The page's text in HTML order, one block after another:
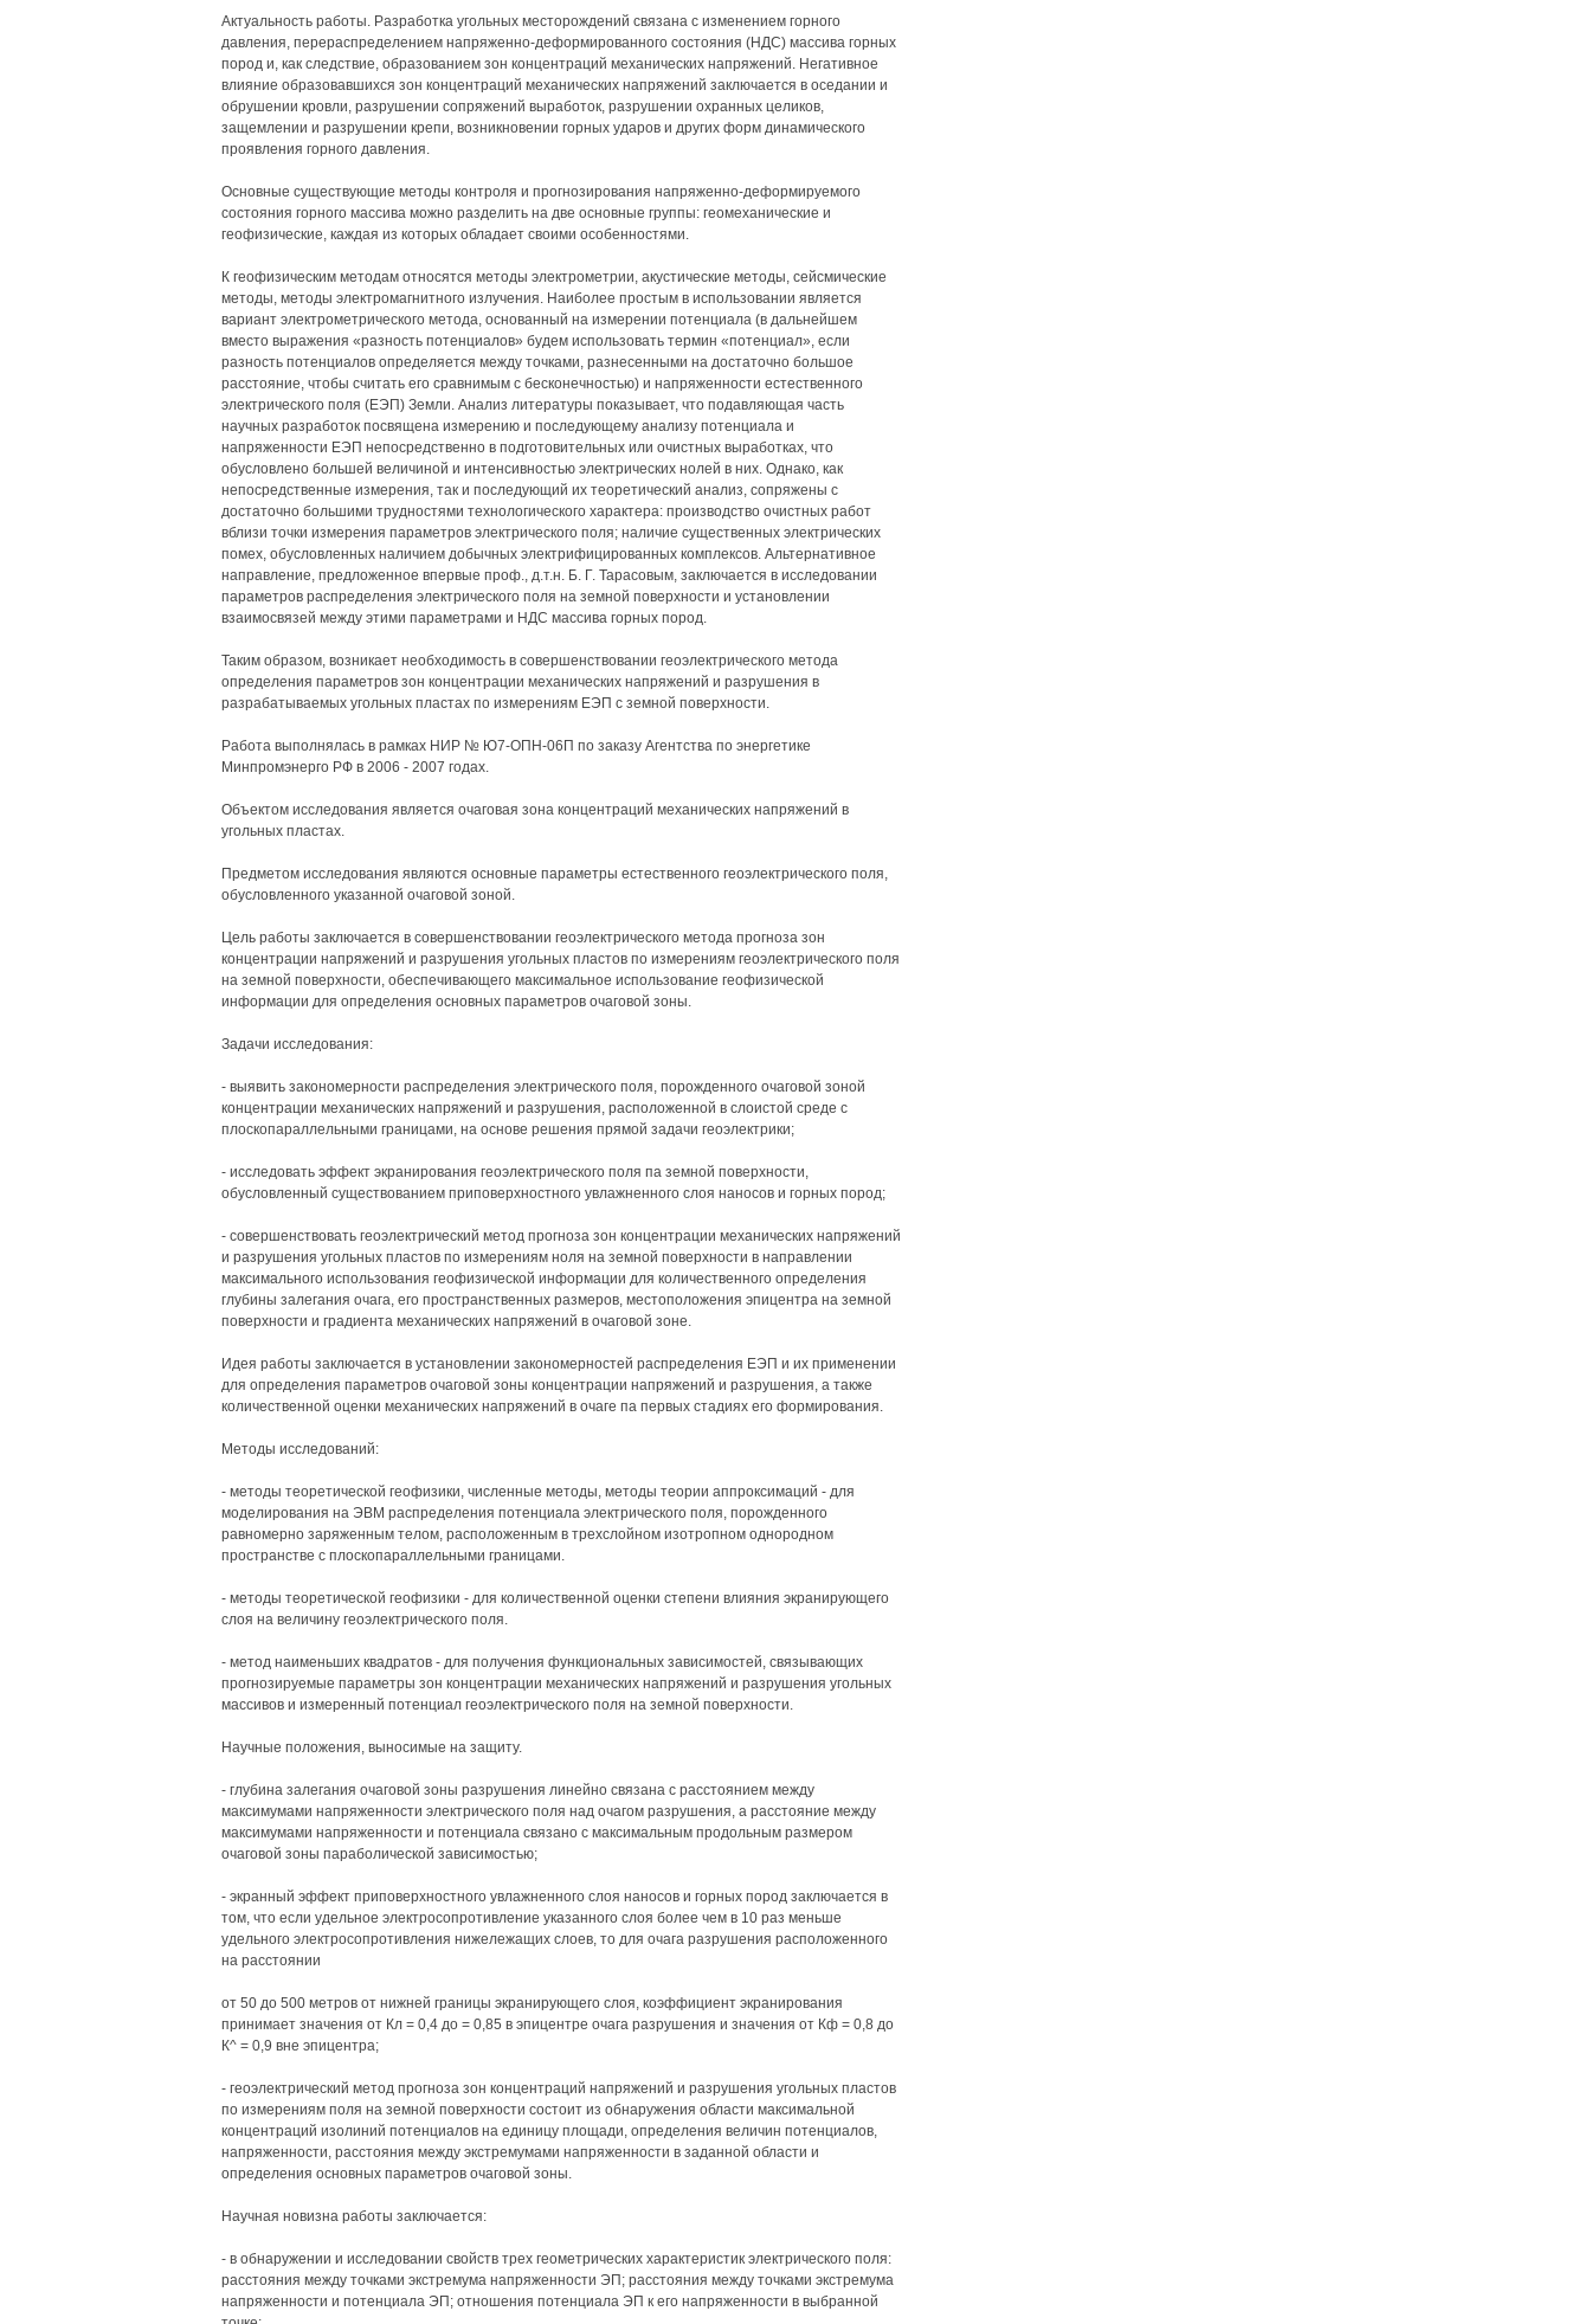
Актуальность работы. Разработка угольных месторождений связана с изменением горного
давления, перераспределением напряженно-деформированного состояния (НДС) массива горных
пород и, как следствие, образованием зон концентраций механических напряжений. Негативное
влияние образовавшихся зон концентраций механических напряжений заключается в оседании и
обрушении кровли, разрушении сопряжений выработок, разрушении охранных целиков,
защемлении и разрушении крепи, возникновении горных ударов и других форм динамического
проявления горного давления.
Основные существующие методы контроля и прогнозирования напряженно-деформируемого
состояния горного массива можно разделить на две основные группы: геомеханические и
геофизические, каждая из которых обладает своими особенностями.
К геофизическим методам относятся методы электрометрии, акустические методы, сейсмические
методы, методы электромагнитного излучения. Наиболее простым в использовании является
вариант электрометрического метода, основанный на измерении потенциала (в дальнейшем
вместо выражения «разность потенциалов» будем использовать термин «потенциал», если
разность потенциалов определяется между точками, разнесенными на достаточно большое
расстояние, чтобы считать его сравнимым с бесконечностью) и напряженности естественного
электрического поля (ЕЭП) Земли. Анализ литературы показывает, что подавляющая часть
научных разработок посвящена измерению и последующему анализу потенциала и
напряженности ЕЭП непосредственно в подготовительных или очистных выработках, что
обусловлено большей величиной и интенсивностью электрических нолей в них. Однако, как
непосредственные измерения, так и последующий их теоретический анализ, сопряжены с
достаточно большими трудностями технологического характера: производство очистных работ
вблизи точки измерения параметров электрического поля; наличие существенных электрических
помех, обусловленных наличием добычных электрифицированных комплексов. Альтернативное
направление, предложенное впервые проф., д.т.н. Б. Г. Тарасовым, заключается в исследовании
параметров распределения электрического поля на земной поверхности и установлении
взаимосвязей между этими параметрами и НДС массива горных пород.
Таким образом, возникает необходимость в совершенствовании геоэлектрического метода
определения параметров зон концентрации механических напряжений и разрушения в
разрабатываемых угольных пластах по измерениям ЕЭП с земной поверхности.
Работа выполнялась в рамках НИР № Ю7-ОПН-06П по заказу Агентства по энергетике
Минпромэнерго РФ в 2006 - 2007 годах.
Объектом исследования является очаговая зона концентраций механических напряжений в
угольных пластах.
Предметом исследования являются основные параметры естественного геоэлектрического поля,
обусловленного указанной очаговой зоной.
Цель работы заключается в совершенствовании геоэлектрического метода прогноза зон
концентрации напряжений и разрушения угольных пластов по измерениям геоэлектрического поля
на земной поверхности, обеспечивающего максимальное использование геофизической
информации для определения основных параметров очаговой зоны.
Задачи исследования:
- выявить закономерности распределения электрического поля, порожденного очаговой зоной
концентрации механических напряжений и разрушения, расположенной в слоистой среде с
плоскопараллельными границами, на основе решения прямой задачи геоэлектрики;
- исследовать эффект экранирования геоэлектрического поля па земной поверхности,
обусловленный существованием приповерхностного увлажненного слоя наносов и горных пород;
- совершенствовать геоэлектрический метод прогноза зон концентрации механических напряжений
и разрушения угольных пластов по измерениям ноля на земной поверхности в направлении
максимального использования геофизической информации для количественного определения
глубины залегания очага, его пространственных размеров, местоположения эпицентра на земной
поверхности и градиента механических напряжений в очаговой зоне.
Идея работы заключается в установлении закономерностей распределения ЕЭП и их применении
для определения параметров очаговой зоны концентрации напряжений и разрушения, а также
количественной оценки механических напряжений в очаге па первых стадиях его формирования.
Методы исследований:
- методы теоретической геофизики, численные методы, методы теории аппроксимаций - для
моделирования на ЭВМ распределения потенциала электрического поля, порожденного
равномерно заряженным телом, расположенным в трехслойном изотропном однородном
пространстве с плоскопараллельными границами.
- методы теоретической геофизики - для количественной оценки степени влияния экранирующего
слоя на величину геоэлектрического поля.
- метод наименьших квадратов - для получения функциональных зависимостей, связывающих
прогнозируемые параметры зон концентрации механических напряжений и разрушения угольных
массивов и измеренный потенциал геоэлектрического поля на земной поверхности.
Научные положения, выносимые на защиту.
- глубина залегания очаговой зоны разрушения линейно связана с расстоянием между
максимумами напряженности электрического поля над очагом разрушения, а расстояние между
максимумами напряженности и потенциала связано с максимальным продольным размером
очаговой зоны параболической зависимостью;
- экранный эффект приповерхностного увлажненного слоя наносов и горных пород заключается в
том, что если удельное электросопротивление указанного слоя более чем в 10 раз меньше
удельного электросопротивления нижележащих слоев, то для очага разрушения расположенного
на расстоянии
от 50 до 500 метров от нижней границы экранирующего слоя, коэффициент экранирования
принимает значения от Кл = 0,4 до = 0,85 в эпицентре очага разрушения и значения от Кф = 0,8 до
К^ = 0,9 вне эпицентра;
- геоэлектрический метод прогноза зон концентраций напряжений и разрушения угольных пластов
по измерениям поля на земной поверхности состоит из обнаружения области максимальной
концентраций изолиний потенциалов на единицу площади, определения величин потенциалов,
напряженности, расстояния между экстремумами напряженности в заданной области и
определения основных параметров очаговой зоны.
Научная новизна работы заключается:
- в обнаружении и исследовании свойств трех геометрических характеристик электрического поля:
расстояния между точками экстремума напряженности ЭП; расстояния между точками экстремума
напряженности и потенциала ЭП; отношения потенциала ЭП к его напряженности в выбранной